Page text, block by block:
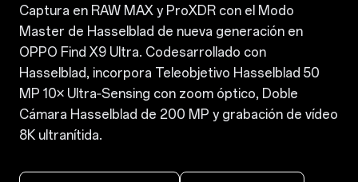
Captura en RAW MAX y ProXDR con el Modo
Master de Hasselblad de nueva generación en
OPPO Find X9 Ultra. Codesarrollado con
Hasselblad, incorpora Teleobjetivo Hasselblad 50
MP 10× Ultra‑Sensing con zoom óptico, Doble
Cámara Hasselblad de 200 MP y grabación de vídeo
8K ultranítida.